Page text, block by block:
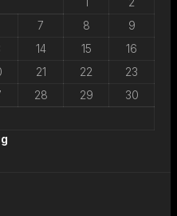
7 8
9
14 15
16
21 22
23
28 29
30